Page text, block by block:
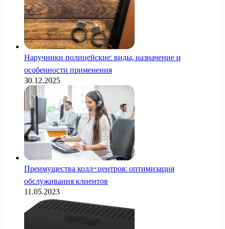
Наручники полицейские: виды, назначение и
особенности применения
30.12.2025
Преимущества колл-центров: оптимизация
обслуживания клиентов
11.05.2023